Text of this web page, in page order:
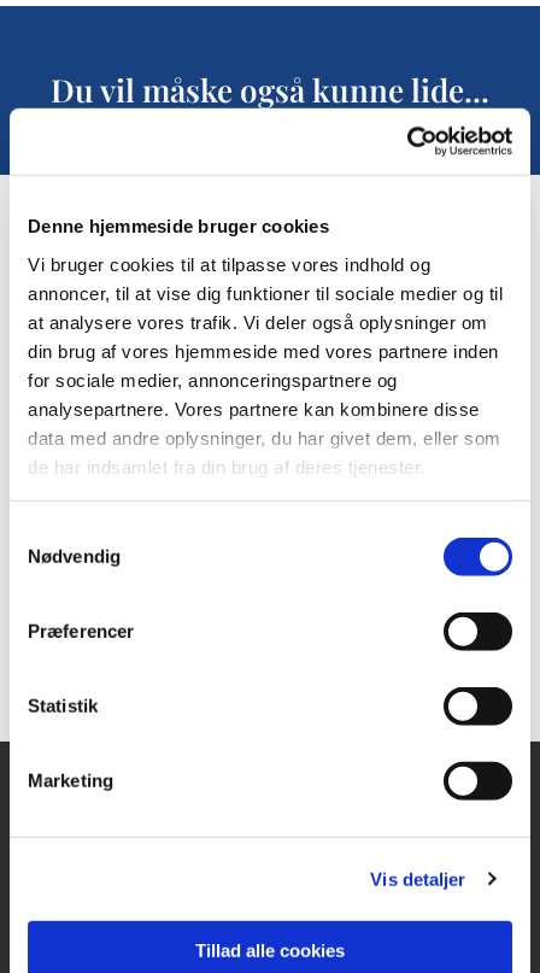
Denne hjemmeside bruger cookies
Vi bruger cookies til at tilpasse vores indhold og
annoncer, til at vise dig funktioner til sociale medier og til
at analysere vores trafik. Vi deler også oplysninger om
din brug af vores hjemmeside med vores partnere inden
for sociale medier, annonceringspartnere og
analysepartnere. Vores partnere kan kombinere disse
data med andre oplysninger, du har givet dem, eller som
de har indsamlet fra din brug af deres tjenester.
Nødvendig
Præferencer
Statistik
Marketing
Vis detaljer
Tillad alle cookies
Du vil måske også kunne lide...
3000 Helsingør